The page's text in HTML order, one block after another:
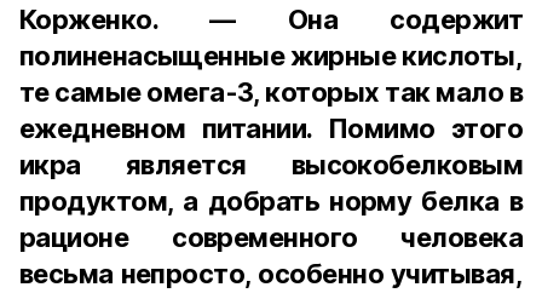
Корженко. — Она содержит
полиненасыщенные жирные кислоты,
те самые омега-3, которых так мало в
ежедневном питании. Помимо этого
икра является высокобелковым
продуктом, а добрать норму белка в
рационе современного человека
весьма непросто, особенно учитывая,